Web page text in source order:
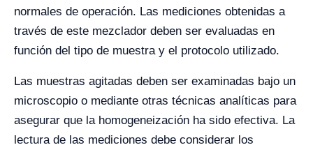
normales de operación. Las mediciones obtenidas a
través de este mezclador deben ser evaluadas en
función del tipo de muestra y el protocolo utilizado.
Las muestras agitadas deben ser examinadas bajo un
microscopio o mediante otras técnicas analíticas para
asegurar que la homogeneización ha sido efectiva. La
lectura de las mediciones debe considerar los